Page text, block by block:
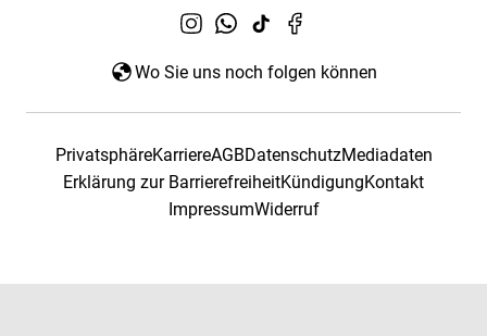
Wo Sie uns noch folgen können
PrivatsphäreKarriereAGBDatenschutzMediadaten
Erklärung zur BarrierefreiheitKündigungKontakt
ImpressumWiderruf